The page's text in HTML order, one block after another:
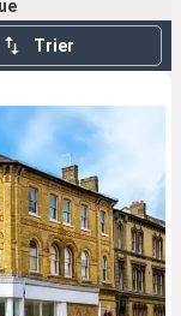
Trier